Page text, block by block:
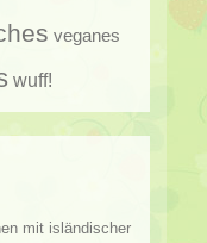
veganes
wuff!
mit isländischer